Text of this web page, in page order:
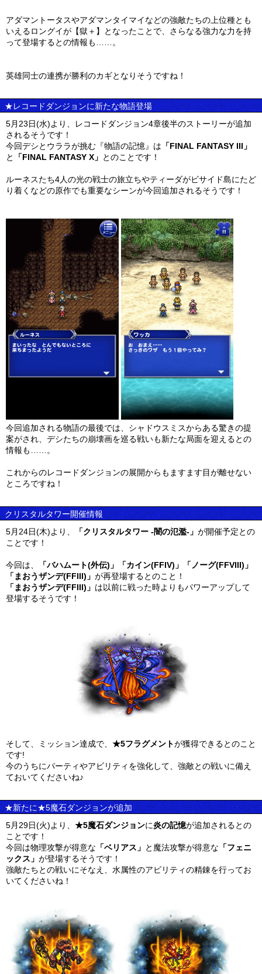
アダマントータスやアダマンタイマイなどの強敵たちの上位種とも
いえるロングイが【獄＋】となったことで、さらなる強力な力を持
って登場するとの情報も……。
英雄同士の連携が勝利のカギとなりそうですね！
★レコードダンジョンに新たな物語登場
5月23日(水)より、レコードダンジョン4章後半のストーリーが追加
されるそうです！
今回デシとウララが挑む『物語の記憶』は 「FINAL FANTASY III」
と
「FINAL FANTASY X」 とのことです！
ルーネスたち4人の光の戦士の旅立ちやティーダがビサイド島にたど
り着くなどの原作でも重要なシーンが今回追加されるそうです！
今回追加される物語の最後では、シャドウスミスからある驚きの提
案がされ、デシたちの崩壊画を巡る戦いも新たな局面を迎えるとの
情報も……。
これからのレコードダンジョンの展開からもますます目が離せない
ところですね！
クリスタルタワー開催情報
5月24日(木)より、
「クリスタルタワー -闇の氾濫-」 が開催予定との
ことです！
今回は、
「バハムート(外伝)」「カイン(FFIV)」「ノーグ(FFVIII)」
「まおうザンデ(FFIII)」 が再登場するとのこと！
「まおうザンデ(FFIII)」 は以前に戦った時よりもパワーアップして
登場するそうです！
そして、ミッション達成で、 ★5フラグメントが獲得できるとのこと
です!
今のうちにパーティやアビリティを強化して、強敵との戦いに備え
ておいてくださいね♪
★新たに★5魔石ダンジョンが追加
5月29日(火)より、 ★5魔石ダンジョンに炎の記憶が追加されるとの
ことです！
今回は物理攻撃が得意な 「ベリアス」 と魔法攻撃が得意な 「フェニ
ックス」 が登場するそうです！
強敵たちとの戦いにそなえ、水属性のアビリティの精錬を行ってお
いてくださいね！